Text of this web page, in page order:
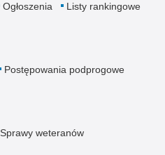
Ogłoszenia
Listy rankingowe
Postępowania podprogowe
Sprawy weteranów